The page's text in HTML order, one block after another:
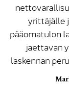
yrittäjälle
pääomatulon
jaettavan
laskennan